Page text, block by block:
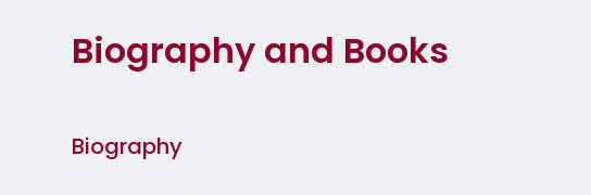
Biography and Books
Biography